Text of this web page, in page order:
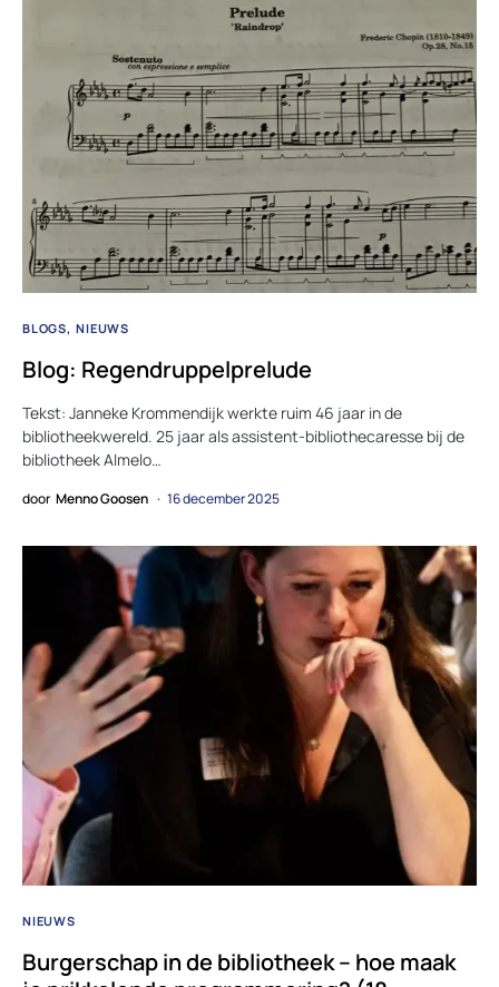
BLOGS NIEUWS
Blog: Regendruppelprelude
Tekst: Janneke Krommendijk werkte ruim 46 jaar in de
bibliotheekwereld. 25 jaar als assistent-bibliothecaresse bij de
bibliotheek Almelo…
door Menno Goosen 16 december 2025
NIEUWS
Burgerschap in de bibliotheek – hoe maak